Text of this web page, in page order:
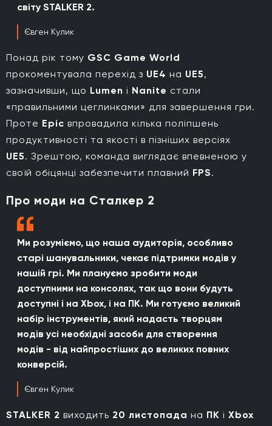
світу STALKER 2.
Євген Кулик
Понад рік тому GSC Game World
прокоментувала перехід з UE4 на UE5,
зазначивши, що Lumen і Nanite стали
«правильними цеглинками» для завершення гри.
Проте Epic впровадила кілька поліпшень
продуктивності та якості в пізніших версіях
UE5. Зрештою, команда виглядає впевненою у
своїй обіцянці забезпечити плавний FPS.
Про моди на Сталкер 2
Ми розуміємо, що наша аудиторія, особливо
старі шанувальники, чекає підтримки модів у
нашій грі. Ми плануємо зробити моди
доступними на консолях, так що вони будуть
доступні і на Xbox, і на ПК. Ми готуємо великий
набір інструментів, який надасть творцям
модів усі необхідні засоби для створення
модів - від найпростіших до великих повних
конверсій.
Євген Кулик
STALKER 2 виходить 20 листопада на ПК і Xbox